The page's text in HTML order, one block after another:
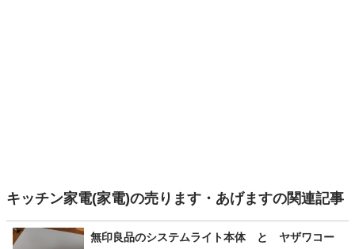
キッチン家電(家電)の売ります・あげますの関連記事
無印良品のシステムライト本体 と ヤザワコー